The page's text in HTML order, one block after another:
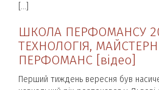
[…]
ШКОЛА ПЕРФОМАНСУ
ТЕХНОЛОГІЯ,
ПЕРФОМАНС [відео]
Перший тиждень вересня був